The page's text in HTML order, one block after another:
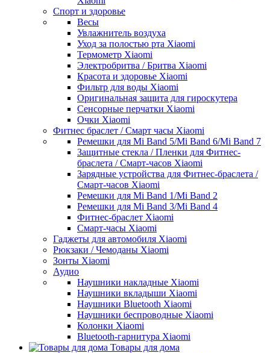
Спорт и здоровье
Весы
Увлажнитель воздуха
Уход за полостью рта Xiaomi
Термометр Xiaomi
Электробритва / Бритва Xiaomi
Красота и здоровье Xiaomi
Фильтр для воды Xiaomi
Оригинальная защита для гироскутера
Сенсорные перчатки Xiaomi
Очки Xiaomi
Фитнес браслет / Смарт часы Xiaomi
Ремешки для Mi Band 5/Mi Band 6/Mi Band 7
Защитные стекла / Пленки для Фитнес-
браслета / Смарт-часов Xiaomi
Зарядные устройства для Фитнес-браслета /
Смарт-часов Xiaomi
Ремешки для Mi Band 1/Mi Band 2
Ремешки для Mi Band 3/Mi Band 4
Фитнес-браслет Xiaomi
Смарт-часы Xiaomi
Гаджеты для автомобиля Xiaomi
Рюкзаки / Чемоданы Xiaomi
Зонты Xiaomi
Аудио
Наушники накладные Xiaomi
Наушники вкладыши Xiaomi
Наушники Bluetooth Xiaomi
Наушники беспроводные Xiaomi
Колонки Xiaomi
Bluetooth-гарнитура Xiaomi
Товары для дома